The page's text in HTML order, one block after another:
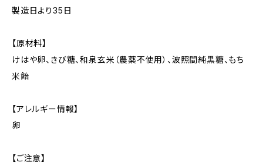
製造日より35日
【原材料】
けはや卵、きび糖、和泉玄米（農薬不使用）、波照間純黒糖、もち
米飴
【アレルギー情報】
卵
【ご注意】